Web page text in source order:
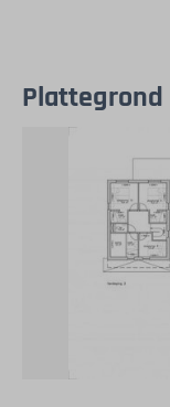
Plattegrond